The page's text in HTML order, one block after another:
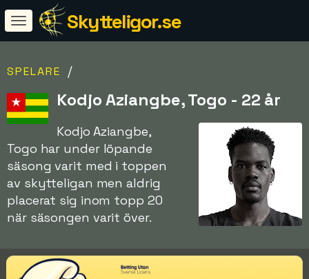
Skytteligor.se
SPELARE /
Kodjo Aziangbe, Togo - 22 år
Kodjo Aziangbe,
Togo har under löpande
säsong varit med i toppen
av skytteligan men aldrig
placerat sig inom topp 20
när säsongen varit över.